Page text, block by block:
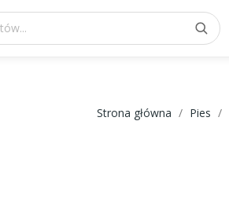
Strona główna Pies